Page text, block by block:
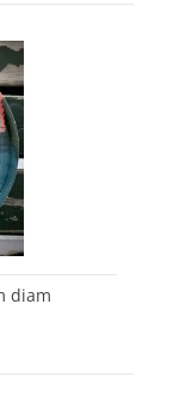
diam